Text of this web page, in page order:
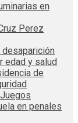
en
Perez
edad y salud
de
en penales